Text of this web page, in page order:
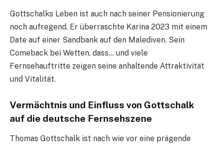
Gottschalks Leben ist auch nach seiner Pensionierung
noch aufregend. Er überraschte Karina 2023 mit einem
Date auf einer Sandbank auf den Malediven. Sein
Comeback bei Wetten, dass… und viele
Fernsehauftritte zeigen seine anhaltende Attraktivität
und Vitalität.
Vermächtnis und Einfluss von Gottschalk
auf die deutsche Fernsehszene
Thomas Gottschalk ist nach wie vor eine prägende